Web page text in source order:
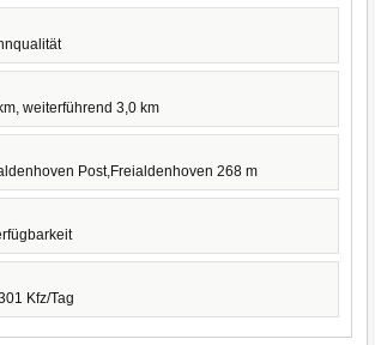
weiterführend 3,0 km
Post,Freialdenhoven 268 m
Kfz/Tag